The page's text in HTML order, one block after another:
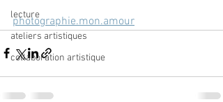
lecture
ateliers artistiques
collaboration artistique
photographie.mon.amour